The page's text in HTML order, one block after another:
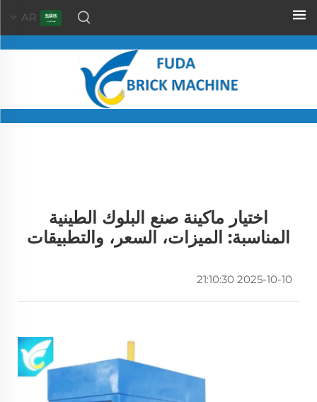
AR
اختيار ماكينة صنع البلوك الطينية
المناسبة: الميزات، السعر، والتطبيقات
2025-10-10 21:10:30